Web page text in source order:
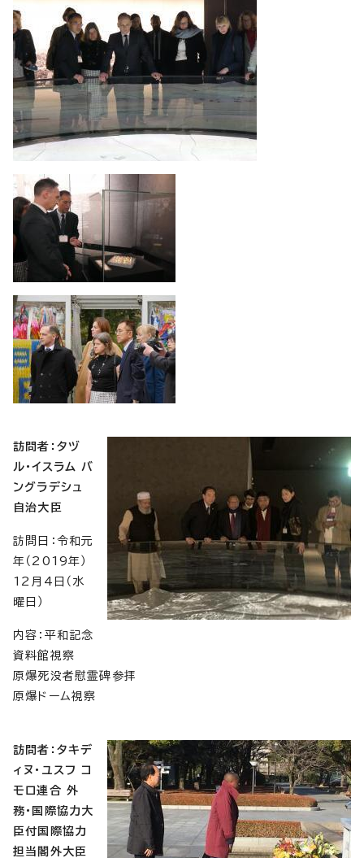
訪問者：タヅ
ル・イスラム バ
ングラデシュ
自治大臣
訪問日：令和元
年（2019年）
12月4日（水
曜日）
内容：平和記念
資料館視察
原爆死没者慰霊碑参拝
原爆ドーム視察
訪問者：タキデ
ィヌ・ユスフ コ
モロ連合 外
務・国際協力大
臣付国際協力
担当閣外大臣